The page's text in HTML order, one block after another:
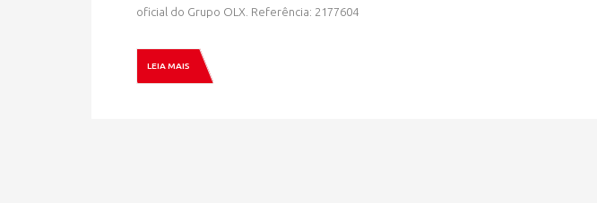
oficial do Grupo OLX. Referência: 2177604
LEIA MAIS